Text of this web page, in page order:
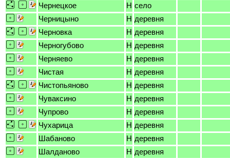
Чернецкое
H село
Черницыно
H деревня
Черновка
H деревня
Черногубово
H деревня
Черняево
H деревня
Чистая
H деревня
Чистопьяново
H деревня
Чуваксино
H деревня
Чупрово
H деревня
Чухарица
H деревня
Шабаново
H деревня
Шалданово
H деревня